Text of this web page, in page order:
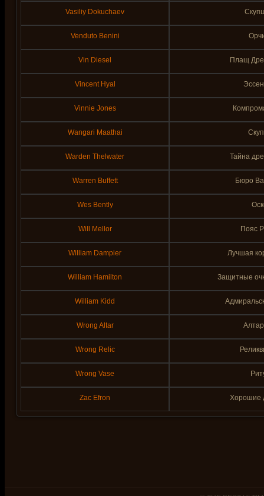
Vasiliy Dokuchaev
Venduto Benini
Vin Diesel Плащ
Vincent Hyal
Vinnie Jones
Wangari Maathai
Warden Thelwater Тайна
Warren Buffett Бюро
Wes Bently
Will Mellor Пояс
William Dampier Лучшая
William Hamilton Защитные
William Kidd
Wrong Altar
Wrong Relic
Wrong Vase
Zac Efron Хорошие